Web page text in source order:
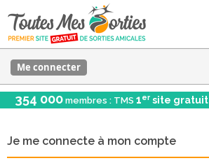
Me connecter
354 000 membres : TMS 1er site gratuit
Je me connecte à mon compte